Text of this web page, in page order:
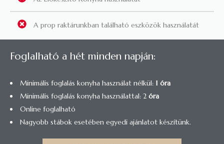
A prop raktárunkban található eszközök használatát
Foglalható a hét minden napján:
Minimális foglalás konyha használat nélkül: 1 óra
Minimális foglalás konyha használattal: 2 óra
Online foglalható
Nagyobb stábok esetében egyedi ajánlatot készítünk.